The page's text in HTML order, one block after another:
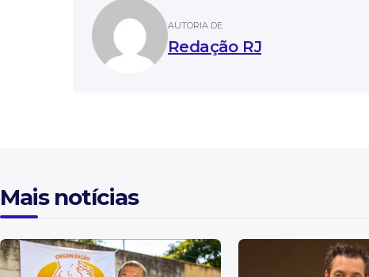
AUTORIA DE
Redação RJ
Mais notícias